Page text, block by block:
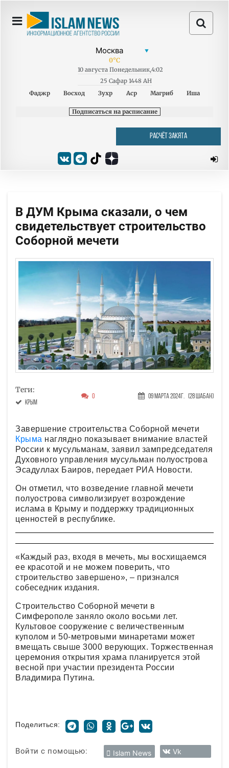
0°C
10 августа Понедельник,4:02
25 Сафар 1448 AH
Фаджр
Восход Зухр Аср Магриб Иша
Подписаться на расписание
РАСЧЁТ ЗАКЯТА
В ДУМ Крыма сказали, о чем
свидетельствует строительство
Соборной мечети
Теги:
Крым
0 09 Марта 2024г. (28 Шабан)
Завершение строительства Соборной мечети
Крыма наглядно показывает внимание властей
России к мусульманам, заявил зампредседателя
Духовного управления мусульман полуострова
Эсадуллах Баиров, передает РИА Новости.
Он отметил, что возведение главной мечети
полуострова символизирует возрождение
ислама в Крыму и поддержку традиционных
ценностей в республике.
«Каждый раз, входя в мечеть, мы восхищаемся
ее красотой и не можем поверить, что
строительство завершено», – признался
собеседник издания.
Строительство Соборной мечети в
Симферополе заняло около восьми лет.
Культовое сооружение с величественным
куполом и 50-метровыми минаретами может
вмещать свыше 3000 верующих. Торжественная
церемония открытия храма планируется этой
весной при участии президента России
Владимира Путина.
Поделиться:
Войти с помощью: Islam News Vk